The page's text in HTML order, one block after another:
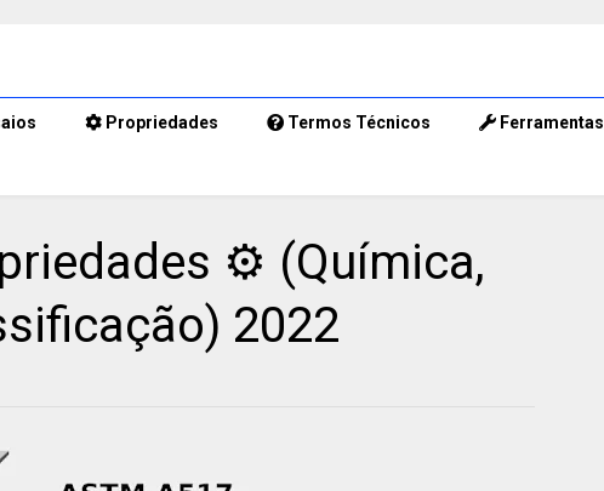
Propriedades Termos Técnicos Ferramentas
⚙️ (Química,
2022